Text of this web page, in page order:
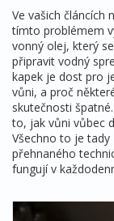
Ve vašich článcích
tímto problémem
vonný olej, který
připravit vodný
kapek je dost pro
vůni, a proč
skutečnosti
to, jak vůni vůbec
Všechno to je tady
přehnaného
fungují v